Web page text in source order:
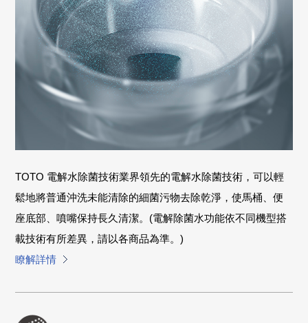
TOTO 電解水除菌技術業界領先的電解水除菌技術，可以輕
鬆地將普通沖洗未能清除的細菌污物去除乾淨，使馬桶、便
座底部、噴嘴保持長久清潔。(電解除菌水功能依不同機型搭
載技術有所差異，請以各商品為準。)
瞭解詳情